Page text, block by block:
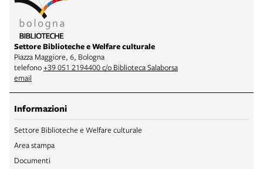
Settore Biblioteche e Welfare culturale
Piazza Maggiore, 6, Bologna
telefono+39 051 2194400 c/o Biblioteca Salaborsa
email
Informazioni
Settore Biblioteche e Welfare culturale
Area stampa
Documenti